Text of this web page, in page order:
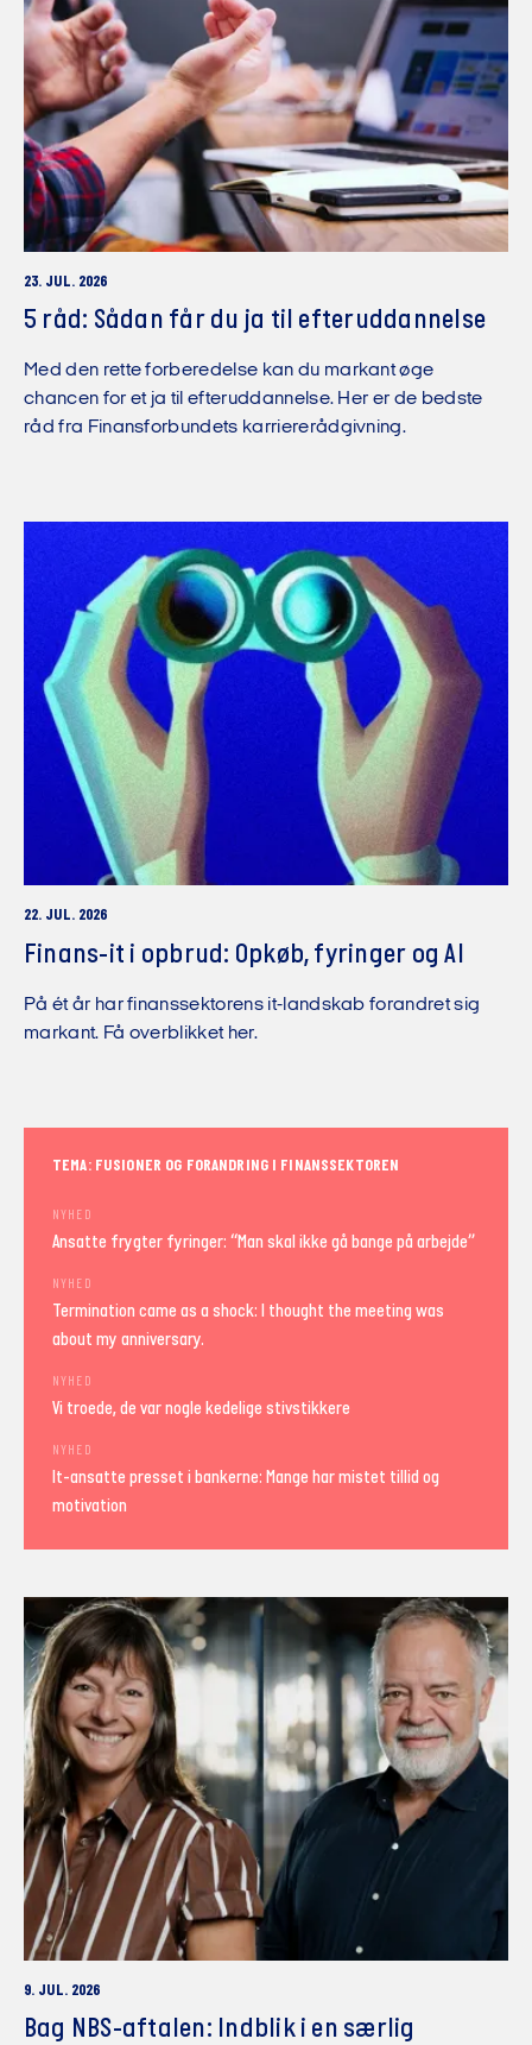
23. JUL. 2026
5 råd: Sådan får du ja til efteruddannelse
Med den rette forberedelse kan du markant øge
chancen for et ja til efteruddannelse. Her er de bedste
råd fra Finansforbundets karriererådgivning.
22. JUL. 2026
Finans-it i opbrud: Opkøb, fyringer og AI
På ét år har finanssektorens it-landskab forandret sig
markant. Få overblikket her.
TEMA: FUSIONER OG FORANDRING I FINANSSEKTOREN
NYHED
Ansatte frygter fyringer: “Man skal ikke gå bange på arbejde”
NYHED
Termination came as a shock: I thought the meeting was
about my anniversary.
NYHED
Vi troede, de var nogle kedelige stivstikkere
NYHED
It-ansatte presset i bankerne: Mange har mistet tillid og
motivation
9. JUL. 2026
Bag NBS-aftalen: Indblik i en særlig